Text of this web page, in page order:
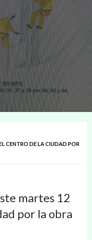
CENTRO DE LA CIUDAD POR
martes 12
por la obra